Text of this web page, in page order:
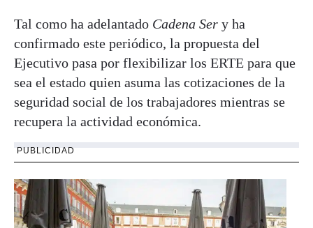
Tal como ha adelantado Cadena Ser y ha
confirmado este periódico, la propuesta del
Ejecutivo pasa por flexibilizar los ERTE para que
sea el estado quien asuma las cotizaciones de la
seguridad social de los trabajadores mientras se
recupera la actividad económica.
PUBLICIDAD